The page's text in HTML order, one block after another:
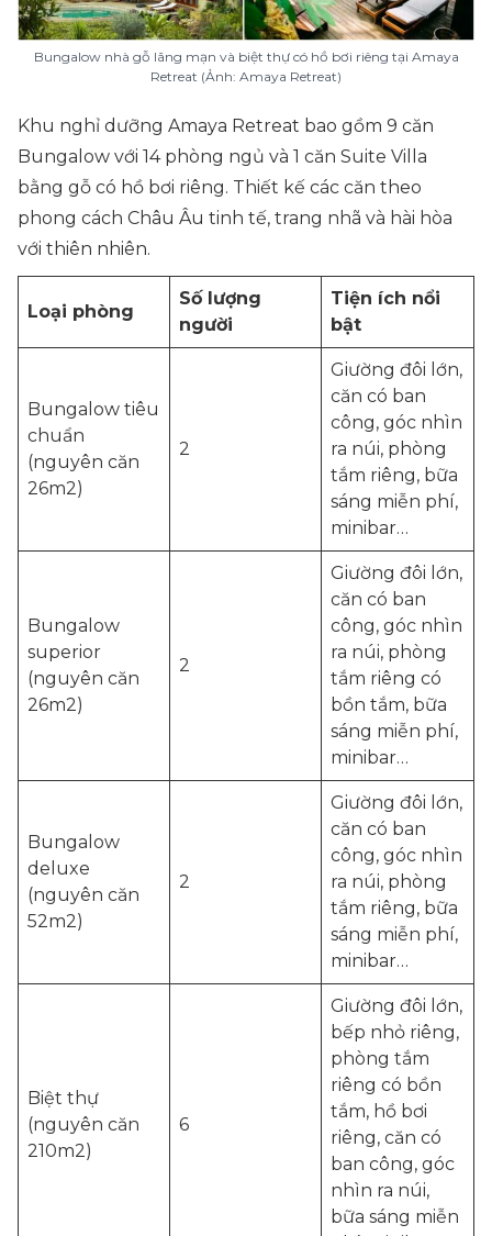
Bungalow nhà gỗ lãng mạn và biệt thự có hồ bơi riêng tại Amaya
Retreat (Ảnh: Amaya Retreat)
Khu nghỉ dưỡng Amaya Retreat bao gồm 9 căn
Bungalow với 14 phòng ngủ và 1 căn Suite Villa
bằng gỗ có hồ bơi riêng. Thiết kế các căn theo
phong cách Châu Âu tinh tế, trang nhã và hài hòa
với thiên nhiên.
Loại phòng
Số lượng
người
Tiện ích nổi
bật
Bungalow tiêu
chuẩn
(nguyên căn
26m2)
2
Giường đôi lớn,
căn có ban
công, góc nhìn
ra núi, phòng
tắm riêng, bữa
sáng miễn phí,
minibar…
Bungalow
superior
(nguyên căn
26m2)
2
Giường đôi lớn,
căn có ban
công, góc nhìn
ra núi, phòng
tắm riêng có
bồn tắm, bữa
sáng miễn phí,
minibar…
Bungalow
deluxe
(nguyên căn
52m2)
2
Giường đôi lớn,
căn có ban
công, góc nhìn
ra núi, phòng
tắm riêng, bữa
sáng miễn phí,
minibar…
Biệt thự
(nguyên căn
210m2)
6
Giường đôi lớn,
bếp nhỏ riêng,
phòng tắm
riêng có bồn
tắm, hồ bơi
riêng, căn có
ban công, góc
nhìn ra núi,
bữa sáng miễn